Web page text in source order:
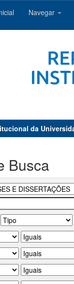
Navegar
da
Busca